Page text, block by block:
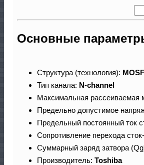
Основные
Структура (технология):
Тип канала: N-channel
Максимальная рассеиваемая
Предельно допустимое
Предельный постоянный ток
Сопротивление перехода
Суммарный заряд затвора
Производитель: Toshiba